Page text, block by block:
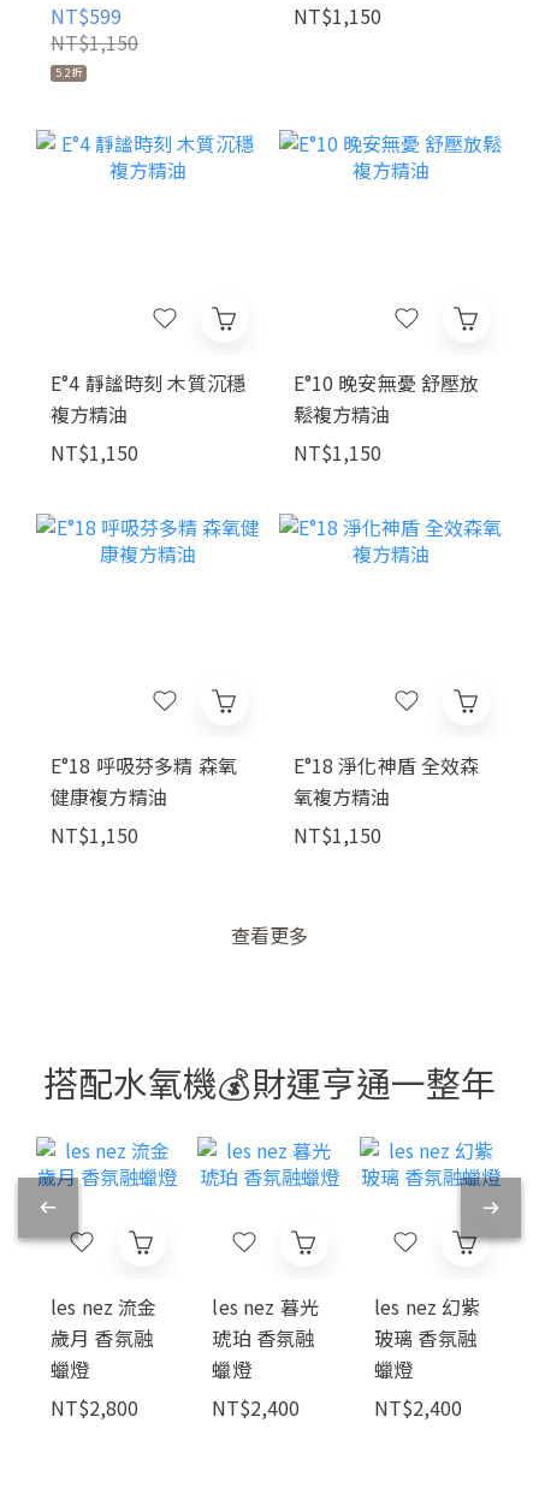
NT$599
NT$1,150
5.2折
NT$1,150
E°4 靜謐時刻 木質沉穩
複方精油
NT$1,150
E°10 晚安無憂 舒壓放
鬆複方精油
NT$1,150
E°18 呼吸芬多精 森氧
健康複方精油
NT$1,150
E°18 淨化神盾 全效森
氧複方精油
NT$1,150
查看更多
搭配水氧機💰財運亨通一整年
les nez 流金
歲月 香氛融
蠟燈
NT$2,800
les nez 暮光
琥珀 香氛融
蠟燈
NT$2,400
les nez 幻紫
玻璃 香氛融
蠟燈
NT$2,400